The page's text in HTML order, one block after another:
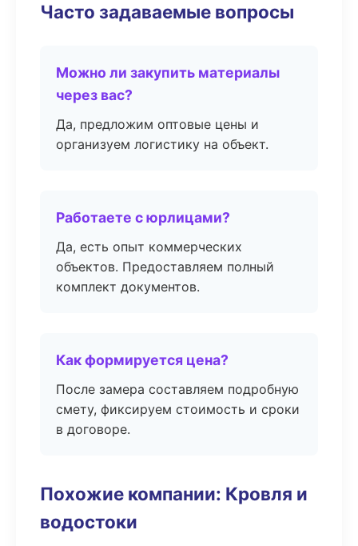
Часто задаваемые вопросы
Можно ли закупить материалы
через вас?
Да, предложим оптовые цены и
организуем логистику на объект.
Работаете с юрлицами?
Да, есть опыт коммерческих
объектов. Предоставляем полный
комплект документов.
Как формируется цена?
После замера составляем подробную
смету, фиксируем стоимость и сроки
в договоре.
Похожие компании: Кровля и
водостоки